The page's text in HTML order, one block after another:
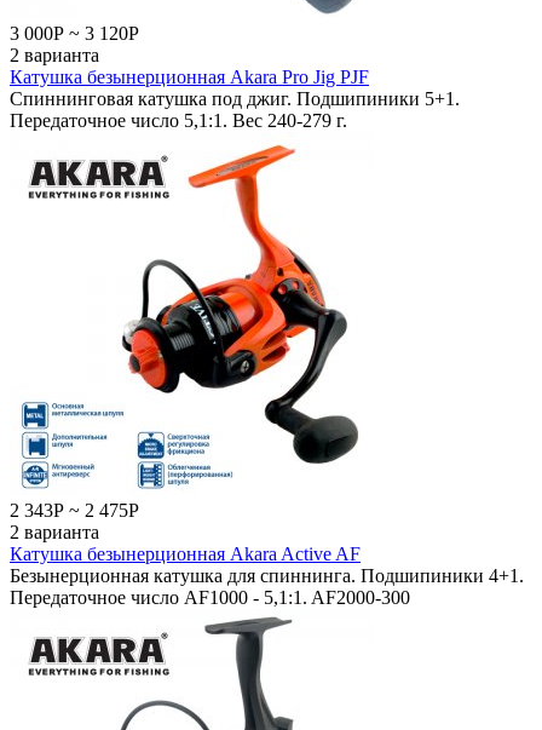
3 000Р ~ 3 120Р
2 варианта
Катушка безынерционная Akara Pro Jig PJF
Спиннинговая катушка под джиг. Подшипиники 5+1.
Передаточное число 5,1:1. Вес 240-279 г.
2 343Р ~ 2 475Р
2 варианта
Катушка безынерционная Akara Active AF
Безынерционная катушка для спиннинга. Подшипиники 4+1.
Передаточное число AF1000 - 5,1:1. AF2000-300